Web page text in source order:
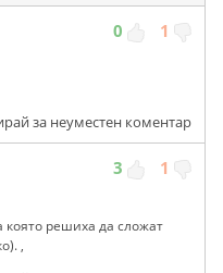
0 1
за неуместен коментар
3 1
решиха да сложат
,